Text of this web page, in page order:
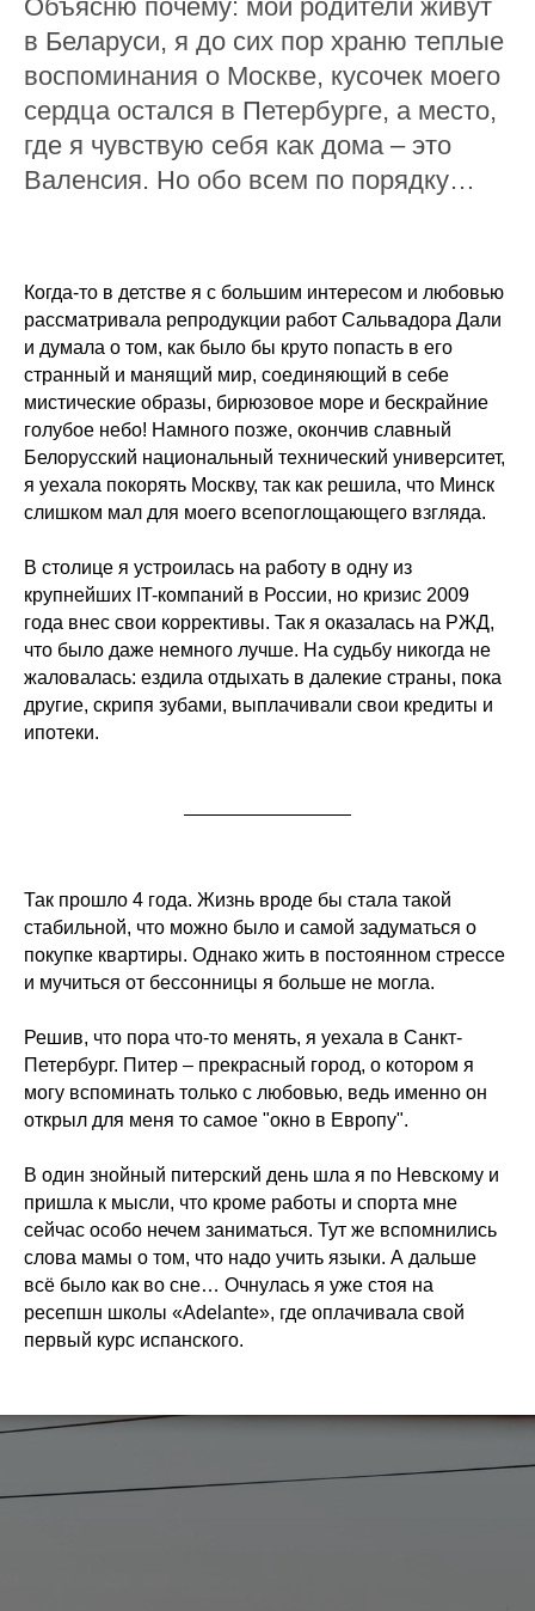
Объясню почему: мои родители живут
в Беларуси, я до сих пор храню теплые
воспоминания о Москве, кусочек моего
сердца остался в Петербурге, а место,
где я чувствую себя как дома – это
Валенсия. Но обо всем по порядку…
Когда-то в детстве я с большим интересом и любовью
рассматривала репродукции работ Сальвадора Дали
и думала о том, как было бы круто попасть в его
странный и манящий мир, соединяющий в себе
мистические образы, бирюзовое море и бескрайние
голубое небо! Намного позже, окончив славный
Белорусский национальный технический университет,
я уехала покорять Москву, так как решила, что Минск
слишком мал для моего всепоглощающего взгляда.
В столице я устроилась на работу в одну из
крупнейших IT-компаний в России, но кризис 2009
года внес свои коррективы. Так я оказалась на РЖД,
что было даже немного лучше. На судьбу никогда не
жаловалась: ездила отдыхать в далекие страны, пока
другие, скрипя зубами, выплачивали свои кредиты и
ипотеки.
Так прошло 4 года. Жизнь вроде бы стала такой
стабильной, что можно было и самой задуматься о
покупке квартиры. Однако жить в постоянном стрессе
и мучиться от бессонницы я больше не могла.
Решив, что пора что-то менять, я уехала в Санкт-
Петербург. Питер – прекрасный город, о котором я
могу вспоминать только с любовью, ведь именно он
открыл для меня то самое "окно в Европу".
В один знойный питерский день шла я по Невскому и
пришла к мысли, что кроме работы и спорта мне
сейчас особо нечем заниматься. Тут же вспомнились
слова мамы о том, что надо учить языки. А дальше
всё было как во сне… Очнулась я уже стоя на
ресепшн школы «Adelante», где оплачивала свой
первый курс испанского.